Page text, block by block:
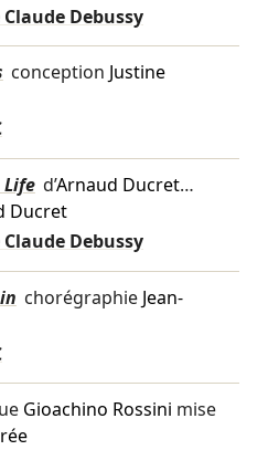
Debussy
conception Justine
Life d’Arnaud Ducret…
Ducret
Debussy
chorégraphie Jean-
Gioachino Rossini mise